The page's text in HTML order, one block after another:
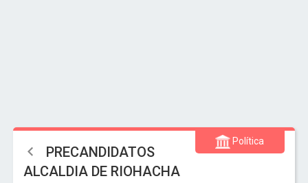
Política
PRECANDIDATOS
ALCALDIA DE RIOHACHA